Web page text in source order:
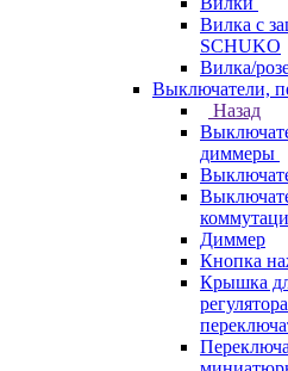
Вилка с
SCHUKO
Вилка/
Выключатели,
Назад
диммеры
Диммер
Кнопка
Крышка